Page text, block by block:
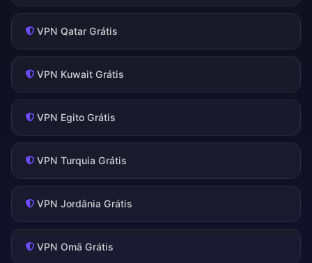
VPN Qatar Grátis
VPN Kuwait Grátis
VPN Egito Grátis
VPN Turquia Grátis
VPN Jordânia Grátis
VPN Omã Grátis